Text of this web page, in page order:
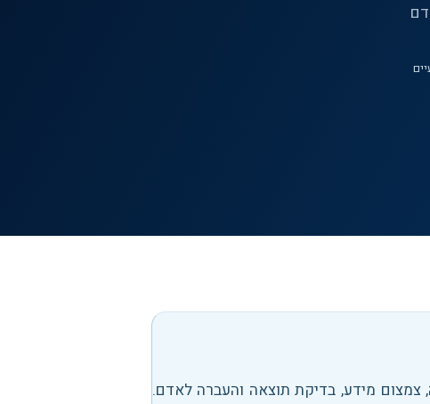
צמצום מידע, בדיקת תוצאה והעברה לאדם.